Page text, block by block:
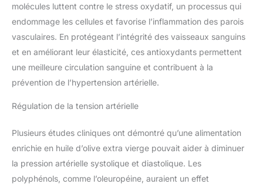
molécules luttent contre le stress oxydatif, un processus qui
endommage les cellules et favorise l’inflammation des parois
vasculaires. En protégeant l’intégrité des vaisseaux sanguins
et en améliorant leur élasticité, ces antioxydants permettent
une meilleure circulation sanguine et contribuent à la
prévention de l’hypertension artérielle.
Régulation de la tension artérielle
Plusieurs études cliniques ont démontré qu’une alimentation
enrichie en huile d’olive extra vierge pouvait aider à diminuer
la pression artérielle systolique et diastolique. Les
polyphénols, comme l’oleuropéine, auraient un effet